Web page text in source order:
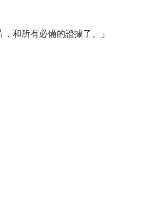
和所有必備的證據了。」